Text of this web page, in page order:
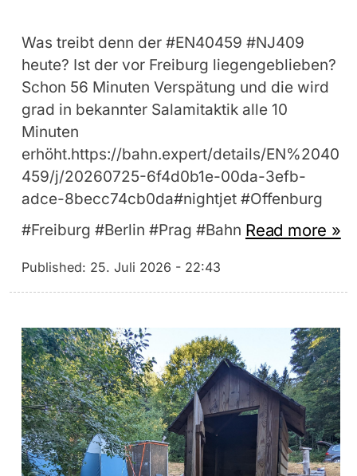
Was treibt denn der #EN40459 #NJ409
heute? Ist der vor Freiburg liegengeblieben?
Schon 56 Minuten Verspätung und die wird
grad in bekannter Salamitaktik alle 10
Minuten
erhöht.https://bahn.expert/details/EN%2040
459/j/20260725-6f4d0b1e-00da-3efb-
adce-8becc74cb0da#nightjet #Offenburg
#Freiburg #Berlin #Prag #Bahn Read more »
Published: 25. Juli 2026 - 22:43